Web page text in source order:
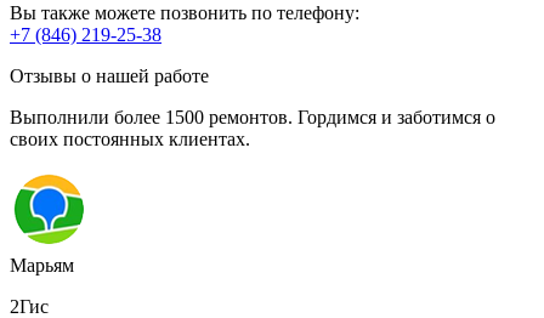
Вы также можете позвонить по телефону:
+7 (846) 219-25-38
Отзывы о нашей работе
Выполнили более 1500 ремонтов. Гордимся и заботимся о
своих постоянных клиентах.
Марьям
2Гис